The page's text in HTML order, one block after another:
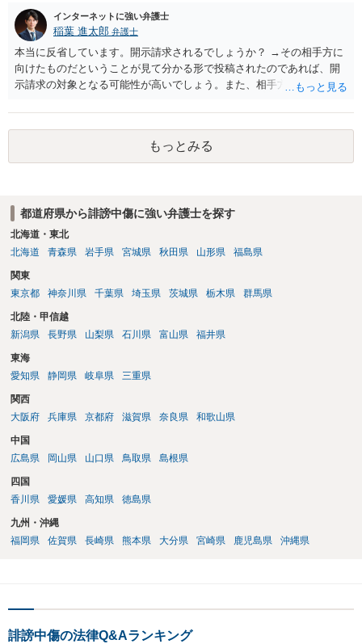
インターネットに強い弁護士
稲葉 進太郎 弁護士
本当に反省しています。開示請求されるでしょうか？ →その相手方に
向けたものだということが見て分かる形で投稿されたのであれば、開
示請求の対象となる可能性が高いでしょう。また、相手方の投稿した
と存じます。発信者情報開示請求が進むと、投稿に使った回線の契約
者のところに、意見照会がなされます。アカウント情報開示の場合
は、アカウントの登録メールに意見照会がなされます。 また、された
場合賠償金はいくらでしょうか。 →ケースバイケースであり、数万円
もっとみる
都道府県から誹謗中傷に強い弁護士を探す
北海道・東北
北海道
青森県 岩手県 宮城県 秋田県 山形県 福島県
関東
東京都
神奈川県 千葉県 埼玉県 茨城県 栃木県 群馬県
北陸・甲信越
新潟県
長野県 山梨県 石川県 富山県 福井県
東海
愛知県
静岡県 岐阜県 三重県
関西
大阪府
兵庫県 京都府 滋賀県 奈良県 和歌山県
中国
広島県
岡山県 山口県 鳥取県 島根県
四国
香川県
愛媛県 高知県 徳島県
九州・沖縄
福岡県
佐賀県 長崎県 熊本県 大分県 宮崎県 鹿児島県 沖縄県
誹謗中傷の法律Q&Aランキング